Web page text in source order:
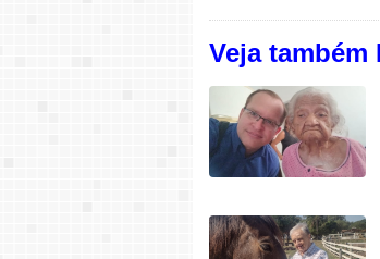
Veja também